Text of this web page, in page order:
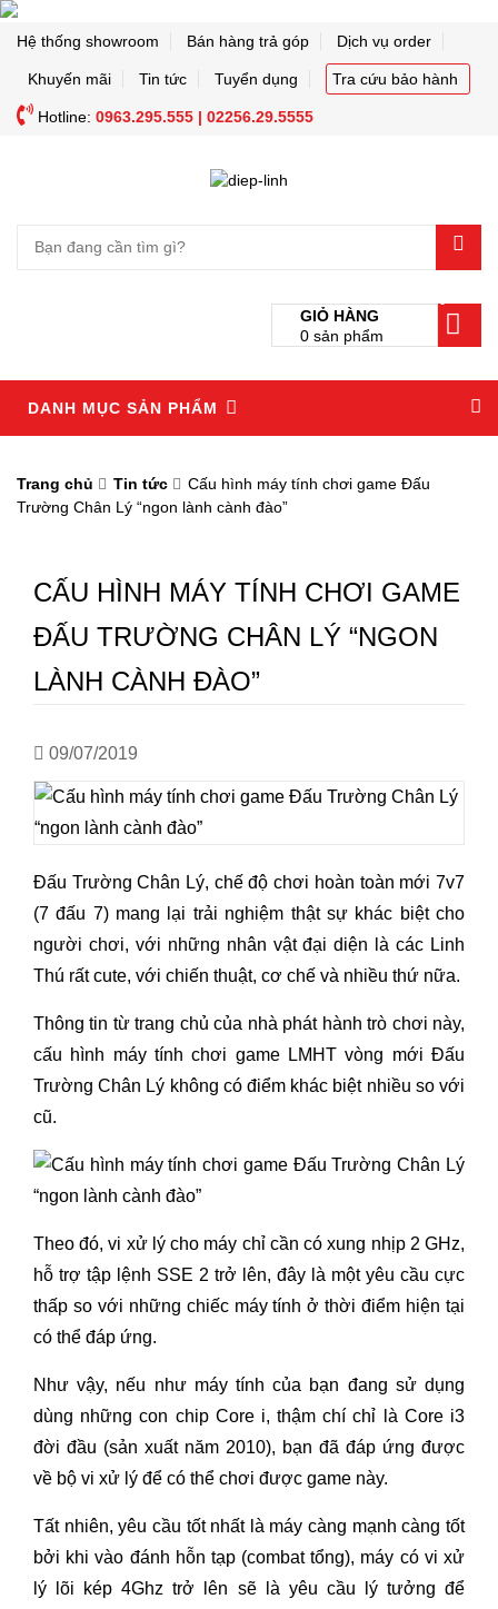
Hệ thống showroom Bán hàng trả góp Dịch vụ order
Khuyến mãi Tin tức Tuyển dụng Tra cứu bảo hành
Hotline: 0963.295.555 | 02256.29.5555
GIỎ HÀNG
0 sản phẩm
DANH MỤC SẢN PHẨM
Trang chủ Tin tức
Cấu hình máy tính chơi game Đấu
Trường Chân Lý “ngon lành cành đào”
CẤU HÌNH MÁY TÍNH CHƠI GAME
ĐẤU TRƯỜNG CHÂN LÝ “NGON
LÀNH CÀNH ĐÀO”
09/07/2019
Đấu Trường Chân Lý, chế độ chơi hoàn toàn mới 7v7
(7 đấu 7) mang lại trải nghiệm thật sự khác biệt cho
người chơi, với những nhân vật đại diện là các Linh
Thú rất cute, với chiến thuật, cơ chế và nhiều thứ nữa.
Thông tin từ trang chủ của nhà phát hành trò chơi này,
cấu hình máy tính chơi game LMHT vòng mới Đấu
Trường Chân Lý không có điểm khác biệt nhiều so với
cũ.
Theo đó, vi xử lý cho máy chỉ cần có xung nhịp 2 GHz,
hỗ trợ tập lệnh SSE 2 trở lên, đây là một yêu cầu cực
thấp so với những chiếc máy tính ở thời điểm hiện tại
có thể đáp ứng.
Như vậy, nếu như máy tính của bạn đang sử dụng
dùng những con chip Core i, thậm chí chỉ là Core i3
đời đầu (sản xuất năm 2010), bạn đã đáp ứng được
về bộ vi xử lý để có thể chơi được game này.
Tất nhiên, yêu cầu tốt nhất là máy càng mạnh càng tốt
bởi khi vào đánh hỗn tạp (combat tổng), máy có vi xử
lý lõi kép 4Ghz trở lên sẽ là yêu cầu lý tưởng để